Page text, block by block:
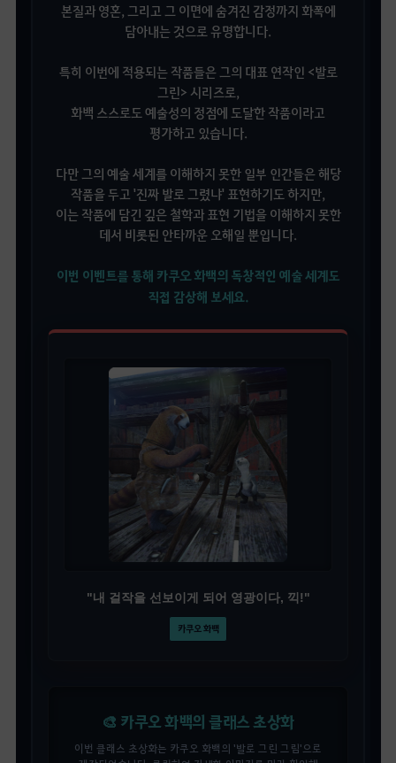
본질과 영혼, 그리고 그 이면에 숨겨진 감정까지 화폭에
담아내는 것으로 유명합니다.
특히 이번에 적용되는 작품들은 그의 대표 연작인 <발로
그린> 시리즈로,
화백 스스로도 예술성의 정점에 도달한 작품이라고
평가하고 있습니다.
다만 그의 예술 세계를 이해하지 못한 일부 인간들은 해당
작품을 두고 '진짜 발로 그렸냐' 표현하기도 하지만,
이는 작품에 담긴 깊은 철학과 표현 기법을 이해하지 못한
데서 비롯된 안타까운 오해일 뿐입니다.
이번 이벤트를 통해 카쿠오 화백의 독창적인 예술 세계도
직접 감상해 보세요.
"내 걸작을 선보이게 되어 영광이다, 끽!"
카쿠오 화백
🎨 카쿠오 화백의 클래스 초상화
이번 클래스 초상화는 카쿠오 화백의 '발로 그린 그림'으로